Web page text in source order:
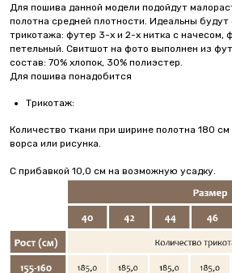
Для пошива данной модели подойдут
полотна средней плотности. Идеальны
трикотажа: футер 3-х и 2-х нитка с начесом,
петельный. Свитшот на фото выполнен из
состав: 70% хлопок, 30% полиэстер.
Для пошива понадобится
Трикотаж:
Количество ткани при ширине полотна 180
ворса или рисунка.
С прибавкой 10,0 см на возможную усадку.